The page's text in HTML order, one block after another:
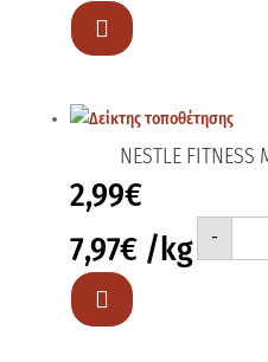

NESTLE
2,99€
7,97€ /kg -
